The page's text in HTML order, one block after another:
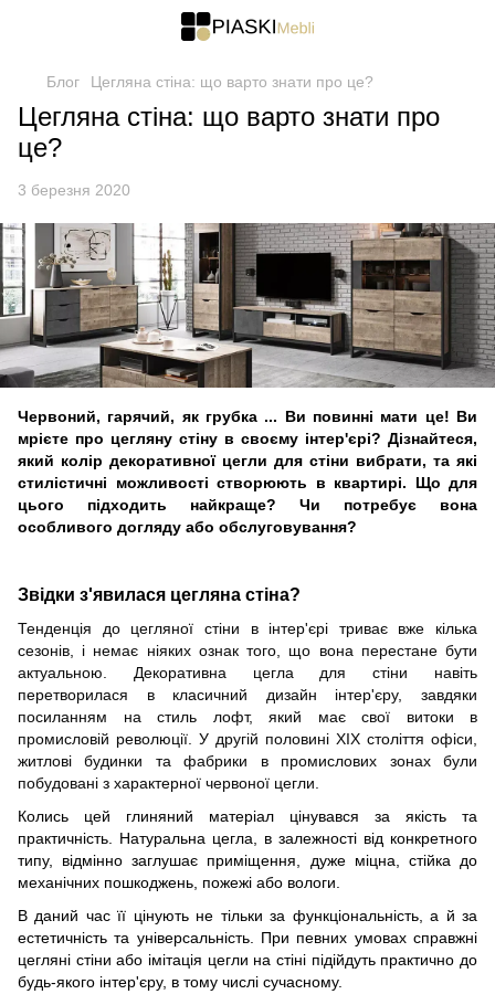
Блог Цегляна стіна: що варто знати про це?
Цегляна стіна: що варто знати про
це?
3 березня 2020
Червоний, гарячий, як грубка ... Ви повинні мати це! Ви
мрієте про цегляну стіну в своєму інтер'єрі? Дізнайтеся,
який колір декоративної цегли для стіни вибрати, та які
стилістичні можливості створюють в квартирі. Що для
цього підходить найкраще? Чи потребує вона
особливого догляду або обслуговування?
Звідки з'явилася цегляна стіна?
Тенденція до цегляної стіни в інтер'єрі триває вже кілька
сезонів, і немає ніяких ознак того, що вона перестане бути
актуальною. Декоративна цегла для стіни навіть
перетворилася в класичний дизайн інтер'єру, завдяки
посиланням на стиль лофт, який має свої витоки в
промисловій революції. У другій половині XIX століття офіси,
житлові будинки тафабрики в промислових зонах були
побудовані з характерної червоної цегли.
Колись цей глиняний матеріал цінувався за якість та
практичність. Натуральна цегла, в залежності від конкретного
типу, відмінно заглушає приміщення, дуже міцна, стійка до
механічних пошкоджень, пожежі або вологи.
В даний час її цінують не тільки за функціональність, а й за
естетичність та універсальність. При певних умовах справжні
цегляні стіни або імітація цегли на стіні підійдуть практично до
будь-якого інтер'єру, в тому числі сучасному.